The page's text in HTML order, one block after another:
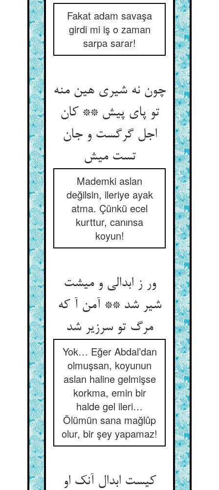
Fakat adam savaşa
girdi mi iş o zaman
sarpa sarar!
چون نه شیری هین منه
تو پای پیش ** کان
اجل گرگست و جان
تست میش
Mademki aslan
değilsin, ileriye ayak
atma. Çünkü ecel
kurttur, canınsa
koyun!
ور ز ابدالی و میشت
شیر شد ** آمن آ که
مرگ تو سرزیر شد
Yok… Eğer Abdal’dan
olmuşsan, koyunun
aslan haline gelmişse
korkma, emin bir
halde gel ileri…
Ölümün sana mağlûp
olur, bir şey yapamaz!
کیست ابدال آنک او